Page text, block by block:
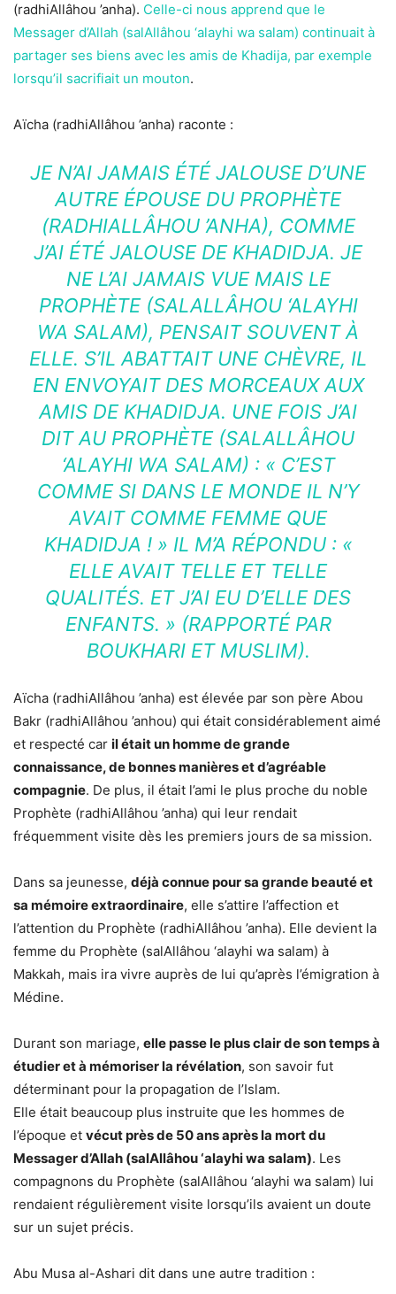
(radhiAllâhou ’anha). Celle-ci nous apprend que le
Messager d’Allah (salAllâhou ‘alayhi wa salam) continuait à
partager ses biens avec les amis de Khadija, par exemple
lorsqu’il sacrifiait un mouton.
Aïcha (radhiAllâhou ’anha) raconte :
JE N’AI JAMAIS ÉTÉ JALOUSE D’UNE
AUTRE ÉPOUSE DU PROPHÈTE
(RADHIALLÂHOU ’ANHA), COMME
J’AI ÉTÉ JALOUSE DE KHADIDJA. JE
NE L’AI JAMAIS VUE MAIS LE
PROPHÈTE (SALALLÂHOU ‘ALAYHI
WA SALAM), PENSAIT SOUVENT À
ELLE. S’IL ABATTAIT UNE CHÈVRE, IL
EN ENVOYAIT DES MORCEAUX AUX
AMIS DE KHADIDJA. UNE FOIS J’AI
DIT AU PROPHÈTE (SALALLÂHOU
‘ALAYHI WA SALAM) : « C’EST
COMME SI DANS LE MONDE IL N’Y
AVAIT COMME FEMME QUE
KHADIDJA ! » IL M’A RÉPONDU : «
ELLE AVAIT TELLE ET TELLE
QUALITÉS. ET J’AI EU D’ELLE DES
ENFANTS. » (RAPPORTÉ PAR
BOUKHARI ET MUSLIM).
Aïcha (radhiAllâhou ’anha) est élevée par son père Abou
Bakr (radhiAllâhou ’anhou) qui était considérablement aimé
et respecté car il était un homme de grande
connaissance, de bonnes manières et d’agréable
compagnie. De plus, il était l’ami le plus proche du noble
Prophète (radhiAllâhou ’anha) qui leur rendait
fréquemment visite dès les premiers jours de sa mission.
Dans sa jeunesse, déjà connue pour sa grande beauté et
sa mémoire extraordinaire, elle s’attire l’affection et
l’attention du Prophète (radhiAllâhou ’anha). Elle devient la
femme du Prophète (salAllâhou ‘alayhi wa salam) à
Makkah, mais ira vivre auprès de lui qu’après l’émigration à
Médine.
Durant son mariage, elle passe le plus clair de son temps à
étudier et à mémoriser la révélation, son savoir fut
déterminant pour la propagation de l’Islam.
Elle était beaucoup plus instruite que les hommes de
l’époque et vécut près de 50 ans après la mort du
Messager d’Allah (salAllâhou ‘alayhi wa salam). Les
compagnons du Prophète (salAllâhou ‘alayhi wa salam) lui
rendaient régulièrement visite lorsqu’ils avaient un doute
sur un sujet précis.
Abu Musa al-Ashari dit dans une autre tradition :